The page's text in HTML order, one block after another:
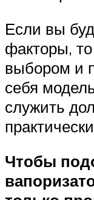
Если вы
факторы,
выбором и
себя
служить
Чтобы